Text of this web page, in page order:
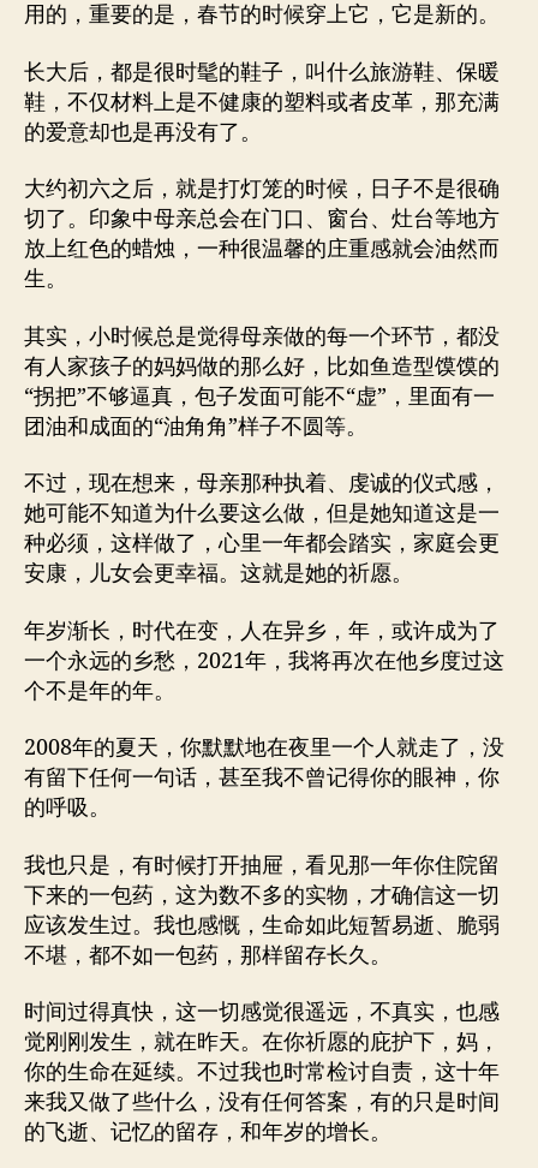
用的，重要的是，春节的时候穿上它，它是新的。
长大后，都是很时髦的鞋子，叫什么旅游鞋、保暖
鞋，不仅材料上是不健康的塑料或者皮革，那充满
的爱意却也是再没有了。
大约初六之后，就是打灯笼的时候，日子不是很确
切了。印象中母亲总会在门口、窗台、灶台等地方
放上红色的蜡烛，一种很温馨的庄重感就会油然而
生。
其实，小时候总是觉得母亲做的每一个环节，都没
有人家孩子的妈妈做的那么好，比如鱼造型馍馍的
“拐把”不够逼真，包子发面可能不“虚”，里面有一
团油和成面的“油角角”样子不圆等。
不过，现在想来，母亲那种执着、虔诚的仪式感，
她可能不知道为什么要这么做，但是她知道这是一
种必须，这样做了，心里一年都会踏实，家庭会更
安康，儿女会更幸福。这就是她的祈愿。
年岁渐长，时代在变，人在异乡，年，或许成为了
一个永远的乡愁，2021年，我将再次在他乡度过这
个不是年的年。
2008年的夏天，你默默地在夜里一个人就走了，没
有留下任何一句话，甚至我不曾记得你的眼神，你
的呼吸。
我也只是，有时候打开抽屉，看见那一年你住院留
下来的一包药，这为数不多的实物，才确信这一切
应该发生过。我也感慨，生命如此短暂易逝、脆弱
不堪，都不如一包药，那样留存长久。
时间过得真快，这一切感觉很遥远，不真实，也感
觉刚刚发生，就在昨天。在你祈愿的庇护下，妈，
你的生命在延续。不过我也时常检讨自责，这十年
来我又做了些什么，没有任何答案，有的只是时间
的飞逝、记忆的留存，和年岁的增长。